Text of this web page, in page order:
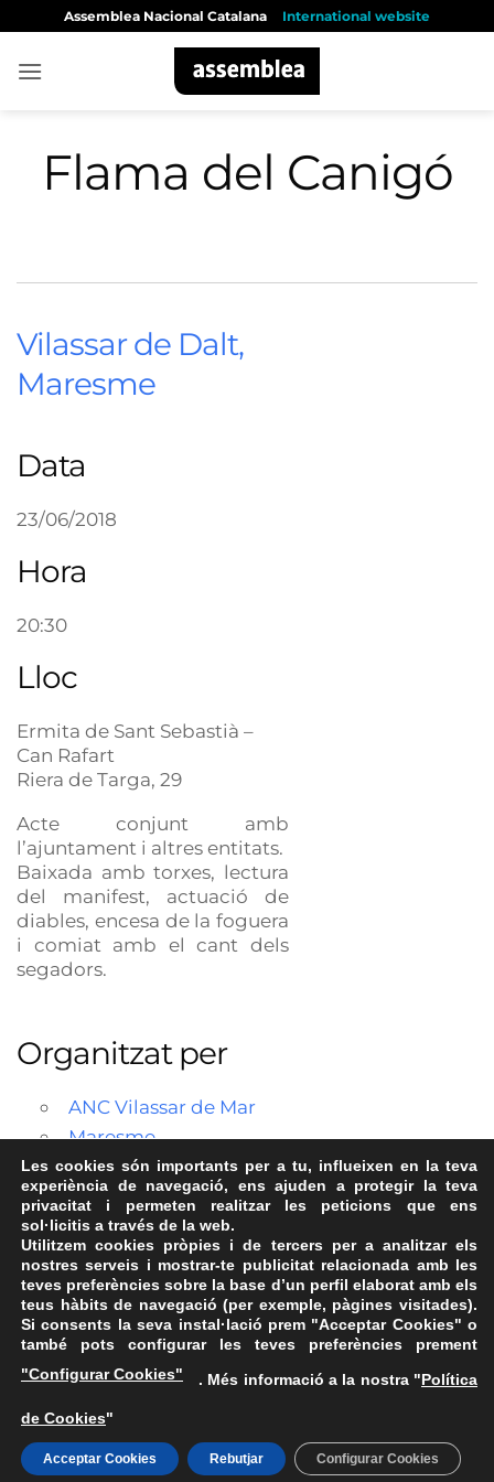
content
Assemblea Nacional Catalana International website
Flama del Canigó
Vilassar de Dalt,
Maresme
Data
23/06/2018
Hora
20:30
Lloc
Ermita de Sant Sebastià –
Can Rafart
Riera de Targa, 29
Acte conjunt amb
l’ajuntament i altres entitats.
Baixada amb torxes, lectura
del manifest, actuació de
diables, encesa de la foguera
i comiat amb el cant dels
segadors.
Organitzat per
ANC Vilassar de Mar
Maresme
FAQs
ASSEMBLEA NACIONAL CATALANA
Carrer de la Marina, 315, 08025 Barcelona · 93 347 17 14
Les cookies són importants per a tu, influeixen en la teva
experiència de navegació, ens ajuden a protegir la teva
privacitat i permeten realitzar les peticions que ens
sol·licitis a través de la web.
Utilitzem cookies pròpies i de tercers per a analitzar els
nostres serveis i mostrar-te publicitat relacionada amb les
teves preferències sobre la base d’un perfil elaborat amb els
teus hàbits de navegació (per exemple, pàgines visitades).
Si consents la seva instal·lació prem "Acceptar Cookies" o
també pots configurar les teves preferències prement
"Configurar Cookies"
. Més informació a la nostra "Política
de Cookies"
Acceptar Cookies Rebutjar Configurar Cookies